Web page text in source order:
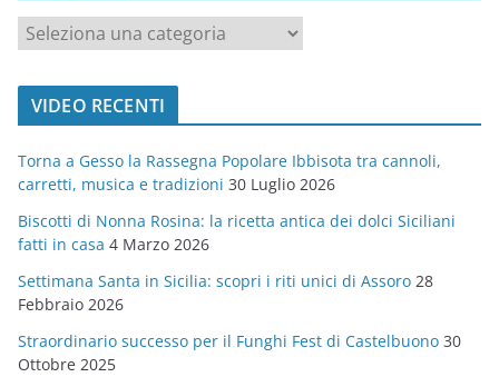
a
t
o
r
i
e
VIDEO RECENTI
Torna a Gesso la Rassegna Popolare Ibbisota tra cannoli,
carretti, musica e tradizioni 30 Luglio 2026
Biscotti di Nonna Rosina: la ricetta antica dei dolci Siciliani
fatti in casa 4 Marzo 2026
Settimana Santa in Sicilia: scopri i riti unici di Assoro 28
Febbraio 2026
Straordinario successo per il Funghi Fest di Castelbuono 30
Ottobre 2025